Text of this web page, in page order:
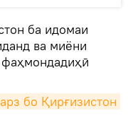
ба идомаи
ва миёни
бо Қирғизистон